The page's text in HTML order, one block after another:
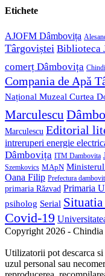
Etichete
AJOFM Dâmbovița
Târgoviștei Biblioteca
comerț Dâmbovița
Compania de Apă
Național Muzeal Curtea
Marculescu
Marculescu Editorial
intreruperi energie
Dâmbovița ITM Dambovita
Szemkovics MApN
Oana Filip Prefectura
primaria Răzvad Primaria
psiholog Serial
Covid-19
Copyright 2026 - Chindia
Utilizatorii pot descarca
uzul personal sau